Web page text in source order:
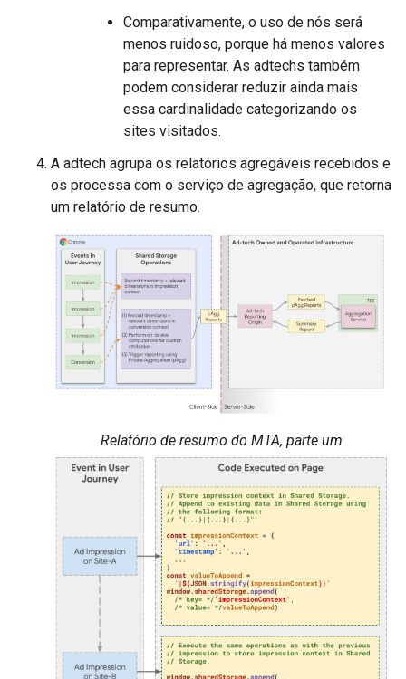
Comparativamente, o uso de nós será
menos ruidoso, porque há menos valores
para representar. As adtechs também
podem considerar reduzir ainda mais
essa cardinalidade categorizando os
sites visitados.
A adtech agrupa os relatórios agregáveis recebidos e
os processa com o serviço de agregação, que retorna
um relatório de resumo.
Relatório de resumo do MTA, parte um